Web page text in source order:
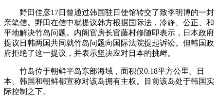
野田佳彦17日曾通过韩国驻日使馆转交了致李明博的一封
亲笔信。野田在信中就提议韩方根据国际法，冷静、公正、和
平地解决竹岛问题。内阁官房长官藤村修随即表示，日本政府
提议日韩两国共同就竹岛问题向国际法院提起诉讼。但韩国政
府拒绝了这一提议，并表示坚决应对日本的挑衅。
竹岛位于朝鲜半岛东部海域，面积仅0.18平方公里。日
本、韩国和朝鲜都宣称对该岛拥有主权。目前该岛处于韩国实
际控制之下。